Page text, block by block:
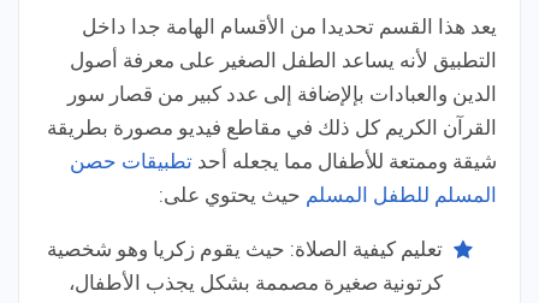
يعد هذا القسم تحديدا من الأقسام الهامة جدا داخل
التطبيق لأنه يساعد الطفل الصغير على معرفة أصول
الدين والعبادات بإلإضافة إلى عدد كبير من قصار سور
القرآن الكريم كل ذلك في مقاطع فيديو مصورة بطريقة
شيقة وممتعة للأطفال مما يجعله أحد تطبيقات حصن
المسلم للطفل المسلم حيث يحتوي على:
تعليم كيفية الصلاة: حيث يقوم زكريا وهو شخصية
كرتونية صغيرة مصممة بشكل يجذب الأطفال،